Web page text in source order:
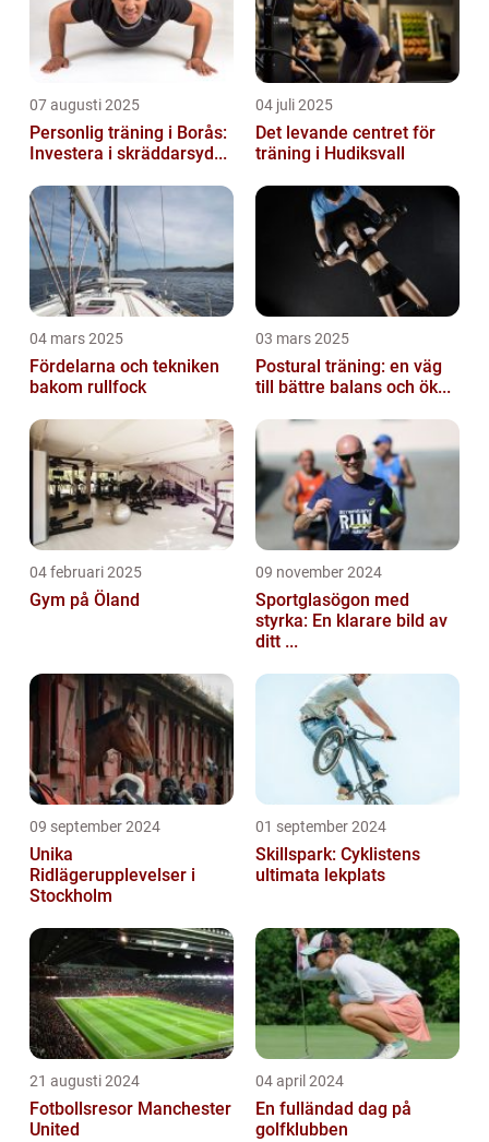
07 augusti 2025
Personlig träning i Borås:
Investera i skräddarsyd...
04 juli 2025
Det levande centret för
träning i Hudiksvall
04 mars 2025
Fördelarna och tekniken
bakom rullfock
03 mars 2025
Postural träning: en väg
till bättre balans och ök...
04 februari 2025
Gym på Öland
09 november 2024
Sportglasögon med
styrka: En klarare bild av
ditt ...
09 september 2024
Unika
Ridlägerupplevelser i
Stockholm
01 september 2024
Skillspark: Cyklistens
ultimata lekplats
21 augusti 2024
Fotbollsresor Manchester
United
04 april 2024
En fulländad dag på
golfklubben